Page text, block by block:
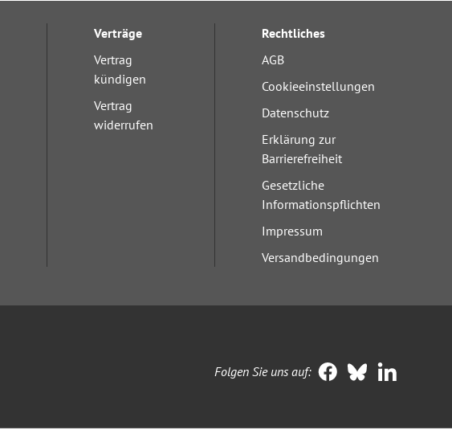
Verträge
Vertrag
kündigen
Vertrag
widerrufen
Rechtliches
AGB
Cookieeinstellungen
Datenschutz
Erklärung zur
Barrierefreiheit
Gesetzliche
Informationspflichten
Impressum
Versandbedingungen
Folgen Sie uns auf: